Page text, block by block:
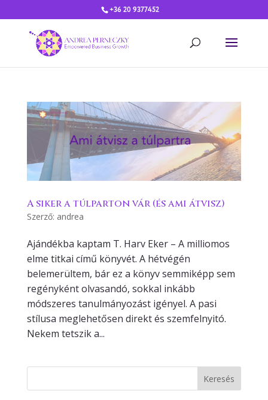
+36 20 9377452
A siker a túlparton vár (és ami átvisz)
Szerző: andrea
Ajándékba kaptam T. Harv Eker – A milliomos
elme titkai című könyvét. A hétvégén
belemerültem, bár ez a könyv semmiképp sem
regényként olvasandó, sokkal inkább
módszeres tanulmányozást igényel. A pasi
stílusa meglehetősen direkt és szemfelnyitó.
Nekem tetszik a...